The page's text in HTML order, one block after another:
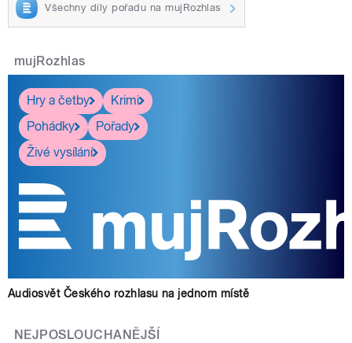
Všechny díly pořadu na mujRozhlas
mujRozhlas
Hry a četby
Krimi
Pohádky
Pořady
Živé vysílání
Audiosvět Českého rozhlasu na jednom místě
NEJPOSLOUCHANĚJŠÍ